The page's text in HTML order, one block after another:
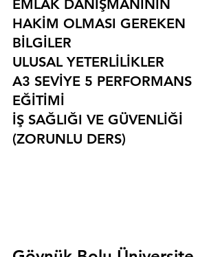
EMLAK DANIŞMANININ
HAKİM OLMASI GEREKEN
BİLGİLER
ULUSAL YETERLİLİKLER
A3 SEVİYE 5 PERFORMANS
EĞİTİMİ
İŞ SAĞLIĞI VE GÜVENLİĞİ
(ZORUNLU DERS)